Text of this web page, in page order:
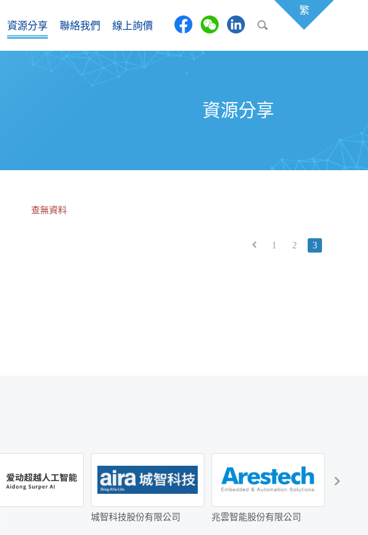
資源分享 聯絡我們 線上詢價
繁
資源分享
查無資料
1 2 3
城智科技股份有限公司 兆雲智能股份有限公司